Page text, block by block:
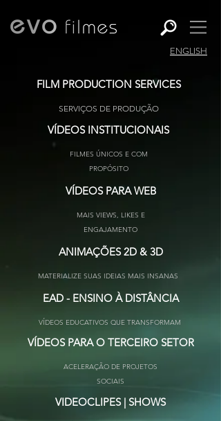
ENGLISH
SERVIÇOS DE PRODUÇÃO
FILM PRODUCTION SERVICES
VÍDEOS INSTITUCIONAIS
FILMES ÚNICOS E COM
PROPÓSITO
VÍDEOS PARA WEB
MAIS VIEWS, LIKES E
ENGAJAMENTO
ANIMAÇÕES 2D & 3D
MATERIALIZE SUAS IDEIAS MAIS INSANAS
EAD - ENSINO À DISTÂNCIA
VÍDEOS EDUCATIVOS QUE TRANSFORMAM
VÍDEOS PARA O TERCEIRO SETOR
ACELERAÇÃO DE PROJETOS
SOCIAIS
VIDEOCLIPES | SHOWS